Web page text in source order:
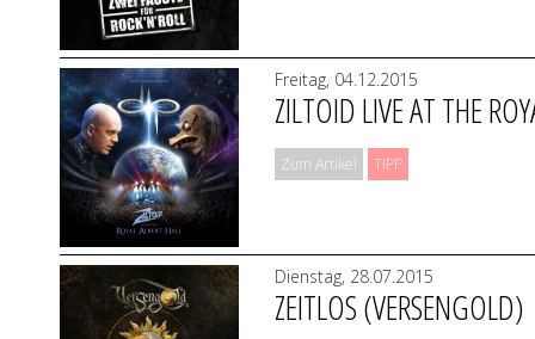
Freitag, 04.12.2015
ZILTOID LIVE AT THE
Zum Artikel TIPP
Dienstag, 28.07.2015
ZEITLOS (VERSENGOLD)